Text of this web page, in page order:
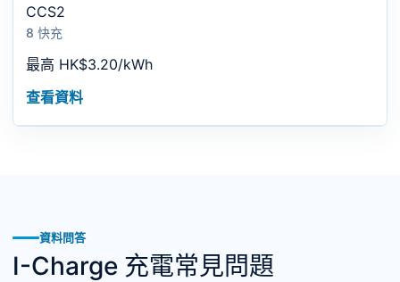
CCS2
8 快充
最高 HK$3.20/kWh
查看資料
資料問答
I-Charge 充電常見問題